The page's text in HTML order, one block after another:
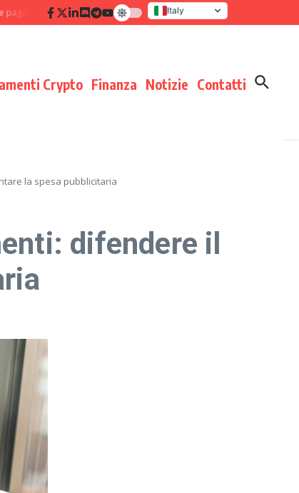
disciplina di processo che moltiplica i risultati
Italy
United States
Crypto Finanza Notizie Contatti
la spesa pubblicitaria
difendere il